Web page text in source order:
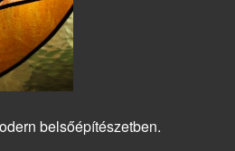
belsőépítészetben.